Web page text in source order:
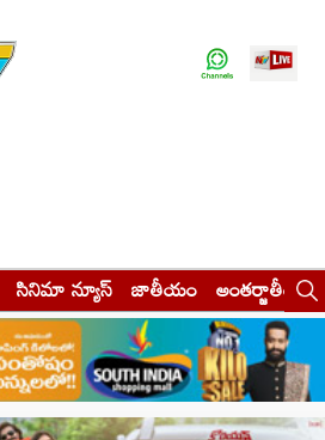
సినిమా న్యూస్ జాతీయం అంతర్జాతీయం